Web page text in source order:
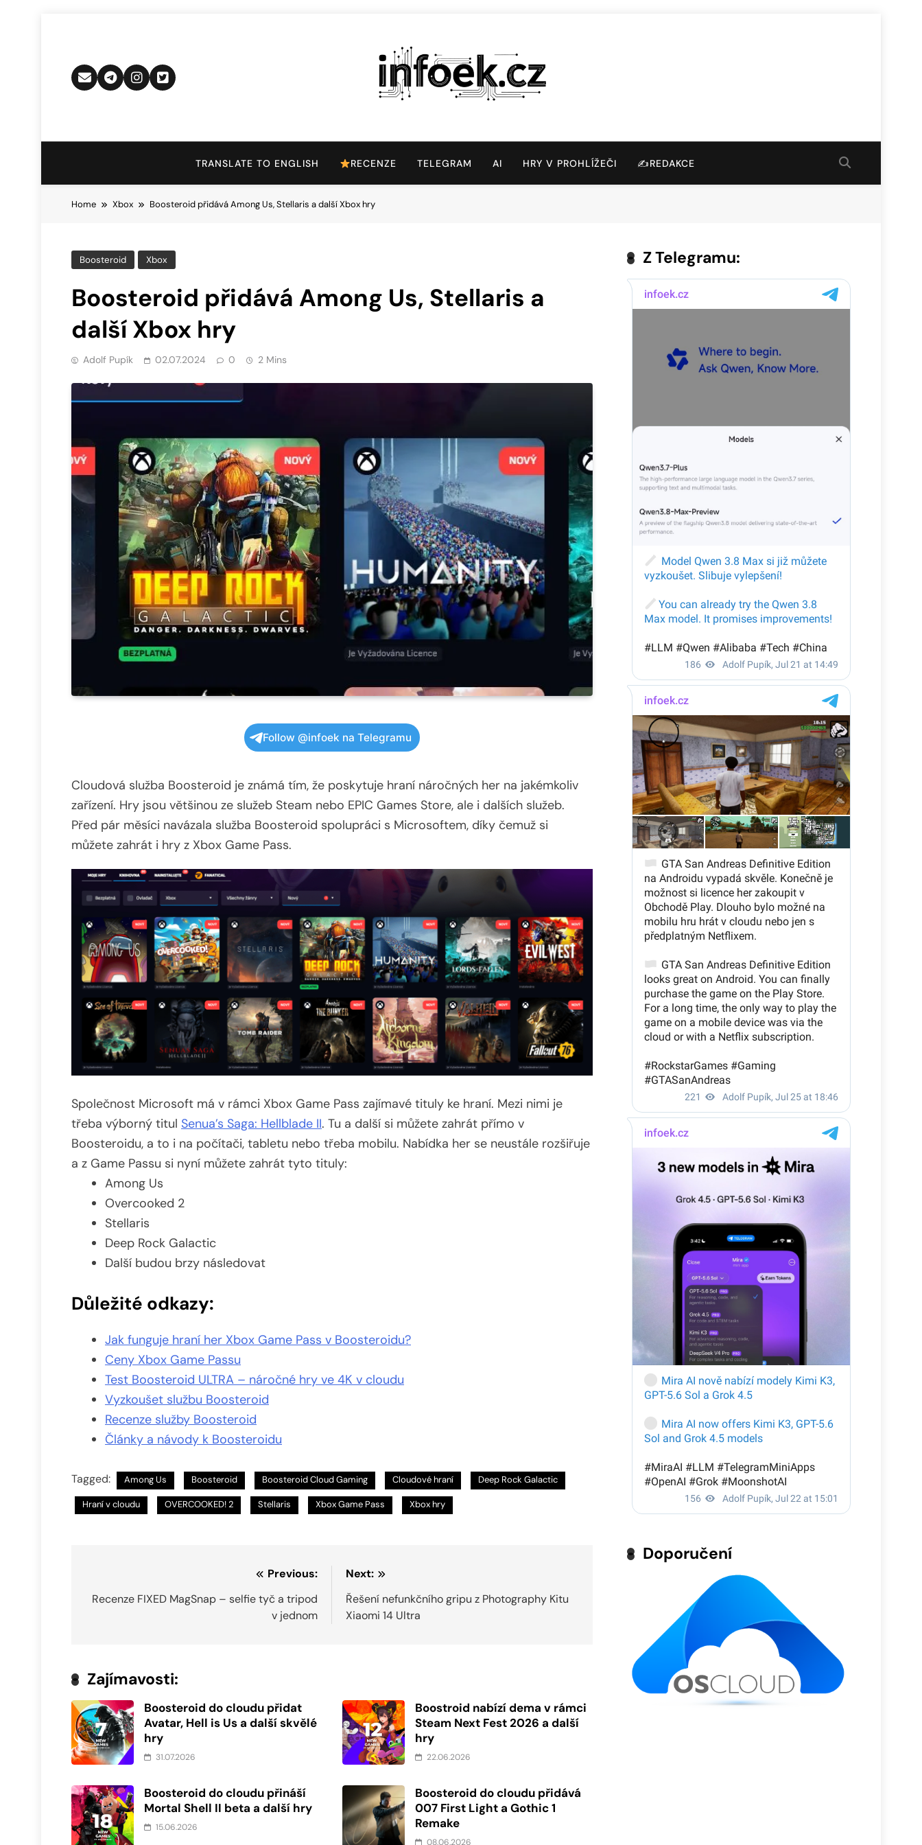
Infoek.cz
TRANSLATE TO ENGLISH RECENZE TELEGRAM AI HRY V PROHLÍŽEČI ✍️REDAKCE
Home Xbox Boosteroid přidává Among Us, Stellaris a další Xbox hry
Boosteroid Xbox
Boosteroid přidává Among Us, Stellaris a
další Xbox hry
Adolf Pupík 02.07.2024 0 2 Mins
Follow @infoek na Telegramu
Cloudová služba Boosteroid je známá tím, že poskytuje hraní náročných her na jakémkoliv
zařízení. Hry jsou většinou ze služeb Steam nebo EPIC Games Store, ale i dalších služeb.
Před pár měsíci navázala služba Boosteroid spolupráci s Microsoftem, díky čemuž si
můžete zahrát i hry z Xbox Game Pass.
Společnost Microsoft má v rámci Xbox Game Pass zajímavé tituly ke hraní. Mezi nimi je
třeba výborný titul Senua’s Saga: Hellblade II. Tu a další si můžete zahrát přímo v
Boosteroidu, a to i na počítači, tabletu nebo třeba mobilu. Nabídka her se neustále rozšiřuje
a z Game Passu si nyní můžete zahrát tyto tituly:
Among Us
Overcooked 2
Stellaris
Deep Rock Galactic
Další budou brzy následovat
Důležité odkazy:
Jak funguje hraní her Xbox Game Pass v Boosteroidu?
Ceny Xbox Game Passu
Test Boosteroid ULTRA – náročné hry ve 4K v cloudu
Vyzkoušet službu Boosteroid
Recenze služby Boosteroid
Články a návody k Boosteroidu
Tagged: Among Us Boosteroid Boosteroid Cloud Gaming Cloudové hraní Deep Rock Galactic
Hraní v cloudu OVERCOOKED! 2 Stellaris Xbox Game Pass Xbox hry
pro
Previous:
Recenze FIXED MagSnap – selfie tyč a tripod
v jednom
Next:
Řešení nefunkčního gripu z Photography Kitu
Xiaomi 14 Ultra
Zajímavosti:
Boosteroid do cloudu přidat
Avatar, Hell is Us a další skvělé
hry
31.07.2026
Boostroid nabízí dema v rámci
Steam Next Fest 2026 a další
hry
22.06.2026
Boosteroid do cloudu přináší
Mortal Shell II beta a další hry
15.06.2026
Boosteroid do cloudu přidává
007 First Light a Gothic 1
Remake
08.06.2026
Z Telegramu:
Doporučení